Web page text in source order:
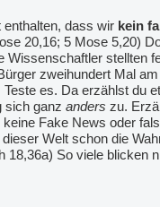
enthalten, dass wir kein
20,16; 5 Mose 5,20)
Wissenschaftler stellten
zweihundert Mal am
Teste es. Da erzählst du
sich ganz anders zu.
keine Fake News oder
Welt schon die
18,36a) So viele blicken